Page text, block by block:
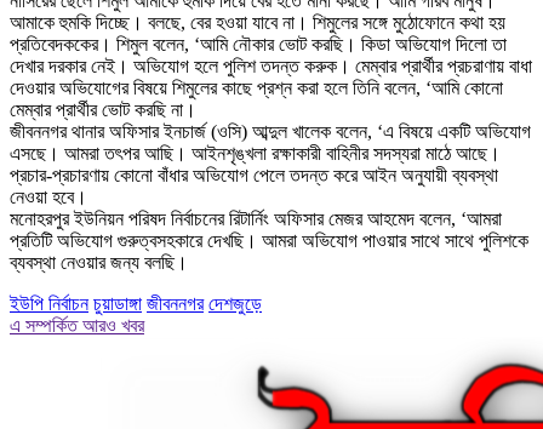
আমাকে হুমকি দিচ্ছে। বলছে, বের হওয়া যাবে না। শিমুলের সঙ্গে মুঠোফোনে কথা হয়
প্রতিবেদককের। শিমুল বলেন, ‘আমি নৌকার ভোট করছি। কিডা অভিযোগ দিলো তা
দেখার দরকার নেই। অভিযোগ হলে পুলিশ তদন্ত করুক। মেম্বার প্রার্থীর প্রচরাণায় বাধা
দেওয়ার অভিযোগের বিষয়ে শিমুলের কাছে প্রশ্ন করা হলে তিনি বলেন, ‘আমি কোনো
মেম্বার প্রার্থীর ভোট করছি না।
জীবননগর থানার অফিসার ইনচার্জ (ওসি) আব্দুল খালেক বলেন, ‘এ বিষয়ে একটি অভিযোগ
এসছে। আমরা তৎপর আছি। আইনশৃঙ্খলা রক্ষাকারী বাহিনীর সদস্যরা মাঠে আছে।
প্রচার-প্রচারণায় কোনো বাঁধার অভিযোগ পেলে তদন্ত করে আইন অনুযায়ী ব্যবস্থা
নেওয়া হবে।
মনোহরপুর ইউনিয়ন পরিষদ নির্বাচনের রিটার্নিং অফিসার মেজর আহমেদ বলেন, ‘আমরা
প্রতিটি অভিযোগ গুরুত্বসহকারে দেখছি। আমরা অভিযোগ পাওয়ার সাথে সাথে পুলিশকে
ব্যবস্থা নেওয়ার জন্য বলছি।
ইউপি নির্বাচন চুয়াডাঙ্গা জীবননগর দেশজুড়ে
এ সম্পর্কিত আরও খবর